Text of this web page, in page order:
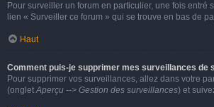
Pour surveiller un forum en particulier, une fois entré
lien « Surveiller ce forum » qui se trouve en bas de
Haut
Comment puis-je supprimer mes surveillances de
Pour supprimer vos surveillances, allez dans votre
(ongletAperçu --> Gestion des surveillances) et